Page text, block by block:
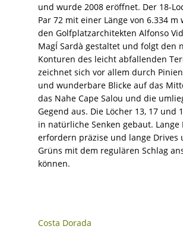
und wurde 2008 eröffnet. Der 18-
Par 72 mit einer Länge von 6.334 m
den Golfplatzarchitekten Alfonso
MagÍ Sardà gestaltet und folgt den
Konturen des leicht abfallenden
zeichnet sich vor allem durch
und wunderbare Blicke auf das
das Nahe Cape Salou und die
Gegend aus. Die Löcher 13, 17 und
in natürliche Senken gebaut. Lange
erfordern präzise und lange Drives
Grüns mit dem regulären Schlag
können.
Costa Dorada